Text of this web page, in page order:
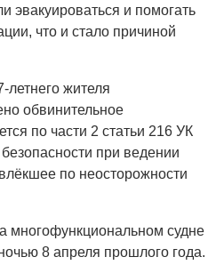
эвакуироваться и помогать
что и стало причиной
летнего жителя
обвинительное
по части 2 статьи 216 УК
при ведении
по неосторожности
многофункциональном судне
8 апреля прошлого года.